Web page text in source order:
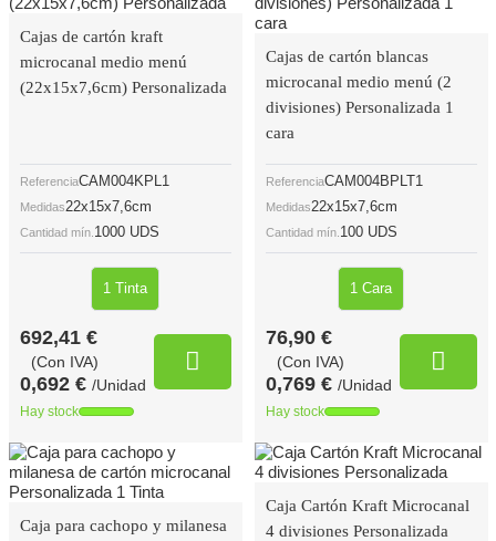
Cajas de cartón kraft
microcanal medio menú
(22x15x7,6cm) Personalizada
ReferenciaCAM004KPL1
Medidas22x15x7,6cm
Cantidad mín. 1000 UDS
1 Tinta
692,41 €
(Con IVA)
0,692 € /Unidad
Hay stock
Cajas de cartón blancas
microcanal medio menú (2
divisiones) Personalizada 1
cara
ReferenciaCAM004BPLT1
Medidas22x15x7,6cm
Cantidad mín. 100 UDS
1 Cara
76,90 €
(Con IVA)
0,769 € /Unidad
Hay stock
Caja para cachopo y milanesa
Caja Cartón Kraft Microcanal
4 divisiones Personalizada